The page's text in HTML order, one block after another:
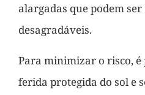
alargadas que podem
desagradáveis.
Para minimizar o risco, é
ferida protegida do sol e